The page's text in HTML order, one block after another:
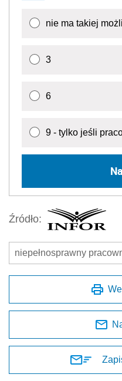
nie ma takiej
3
6
9 - tylko jeśli
Źródło:
niepełnosprawny